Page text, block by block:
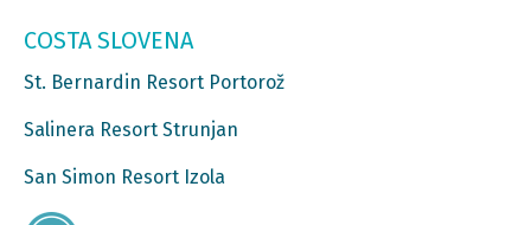
COSTA SLOVENA
St. Bernardin Resort Portorož
Salinera Resort Strunjan
San Simon Resort Izola